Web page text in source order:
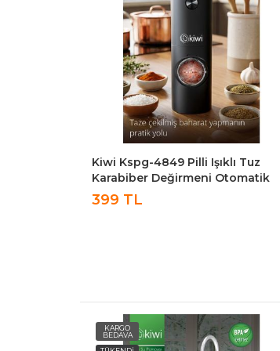
Kiwi Kspg-4812 Kahve Ve Baharat
Öğütücü – 50g Kapasiteli,
Paslanmaz Çelik Beyaz
889 TL
KARGO
BEDAVA